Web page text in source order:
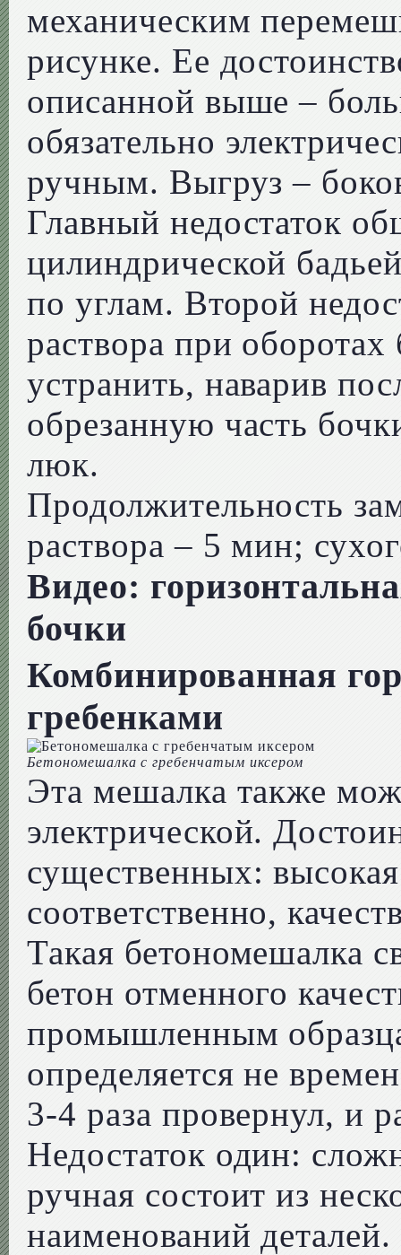
механическим
рисунке. Ее
описанной выше –
обязательно
ручным. Выгруз –
Главный недостаток
цилиндрической
по углам. Второй
раствора при
устранить, наварив
обрезанную часть
люк.
Продолжительность
раствора – 5 мин;
Видео:
бочки
Комбинированная
гребенками
Бетономешалка с гребенчатым иксером
Эта мешалка также
электрической.
существенных:
соответственно,
Такая бетономешалка
бетон отменного
промышленным
определяется не
3-4 раза провернул, и
Недостаток один:
ручная состоит из
наименований